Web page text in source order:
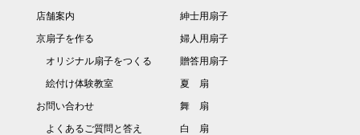
店舗案内
京扇子を作る
オリジナル扇子をつくる
絵付け体験教室
お問い合わせ
よくあるご質問と答え
紳士用扇子
婦人用扇子
贈答用扇子
夏 扇
舞 扇
白 扇